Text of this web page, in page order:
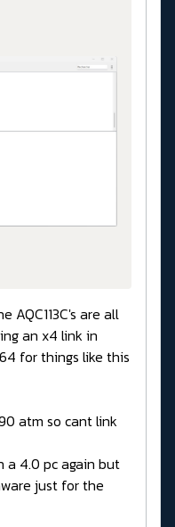
AQC113C's are all
an x4 link in
for things like this
atm so cant link
a 4.0 pc again but
just for the